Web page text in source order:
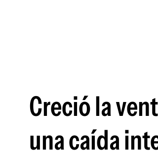
Creció la
una caída